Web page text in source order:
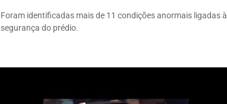
Foram identificadas mais de 11 condições anormais ligadas à
segurança do prédio.